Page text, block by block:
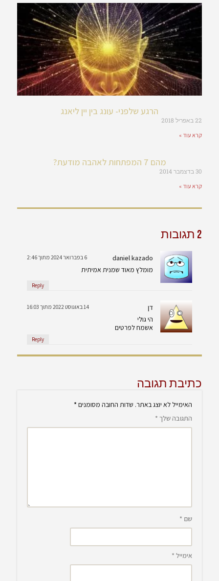
הרגע שלפני- עונג בין יין ליאנג
22 באפריל 2018
קרא עוד »
מהם 7 המפתחות לאהבה מודעת?
30 בדצמבר 2014
קרא עוד »
2 תגובות
daniel kazado 6 בפברואר 2024 מתוך 2:46
מומלץ מאוד שמנית אמיתית
Reply
דן 14 באוגוסט 2022 מתוך 16:03
הי גולי
אשמח לפרטים
Reply
כתיבת תגובה
האימייל לא יוצג באתר. שדות החובה מסומנים*
התגובה שלך *
שם *
אימייל *